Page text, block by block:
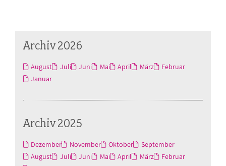
Archiv 2026
August Juli Juni Mai April März
Februar
Januar
Archiv 2025
Dezember November Oktober
September
August
Juli Juni Mai April März
Februar